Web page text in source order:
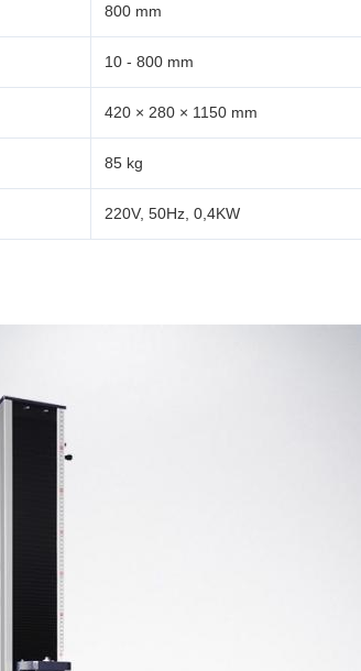
800 mm
10 - 800 mm
420 × 280 × 1150 mm
85 kg
220V, 50Hz, 0,4KW